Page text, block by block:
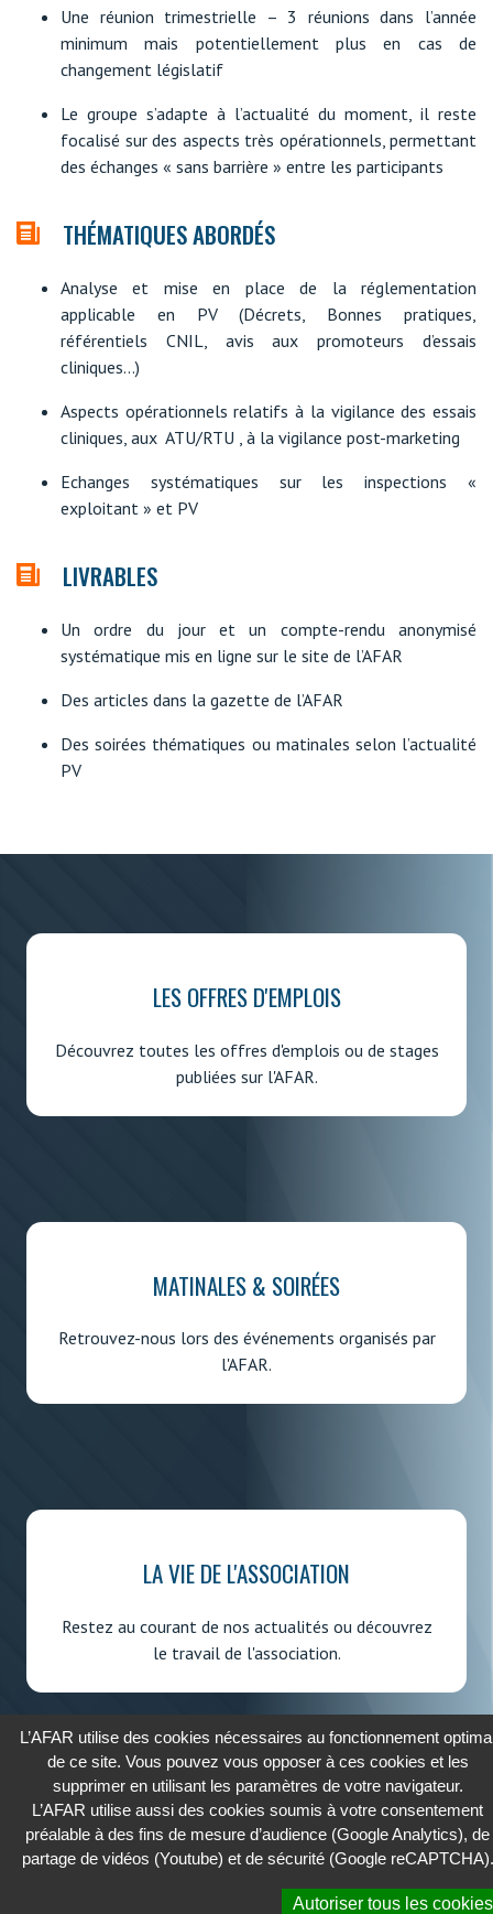
Une réunion trimestrielle – 3 réunions dans l’année
minimum mais potentiellement plus en cas de
changement législatif
Le groupe s’adapte à l’actualité du moment, il reste
focalisé sur des aspects très opérationnels, permettant
des échanges « sans barrière » entre les participants
THÉMATIQUES ABORDÉS
Analyse et mise en place de la réglementation
applicable en PV (Décrets, Bonnes pratiques,
référentiels CNIL, avis aux promoteurs d’essais
cliniques...)
Aspects opérationnels relatifs à la vigilance des essais
cliniques, aux ATU/RTU , à la vigilance post-marketing
Echanges systématiques sur les inspections «
exploitant » et PV
LIVRABLES
Un ordre du jour et un compte-rendu anonymisé
systématique mis en ligne sur le site de l’AFAR
Des articles dans la gazette de l’AFAR
Des soirées thématiques ou matinales selon l’actualité
PV
LES OFFRES D'EMPLOIS
Découvrez toutes les offres d'emplois ou de stages
publiées sur l'AFAR.
MATINALES & SOIRÉES
Retrouvez-nous lors des événements organisés par
l'AFAR.
LA VIE DE L'ASSOCIATION
Restez au courant de nos actualités ou découvrez
le travail de l'association.
2026 - AFAR
ASSOCIATION FRANÇAISE DES AFFAIRES RÉGLEMENTAIRES
L’AFAR utilise des cookies nécessaires au fonctionnement
de ce site. Vous pouvez vous opposer à ces cookies et les
supprimer en utilisant les paramètres de votre navigateur.
L’AFAR utilise aussi des cookies soumis à votre consentement
préalable à des fins de mesure d’audience (Google Analytics), de
partage de vidéos (Youtube) et de sécurité (Google reCAPTCHA).
Autoriser tous les cookies